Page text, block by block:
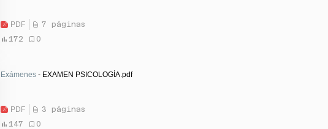
PDF
7 páginas
172
0
Exámenes - EXAMEN PSICOLOGÍA.pdf
PDF
3 páginas
147
0